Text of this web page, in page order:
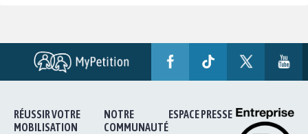
RÉUSSIR VOTRE
MOBILISATION
NOTRE
COMMUNAUTÉ
ESPACE PRESSE